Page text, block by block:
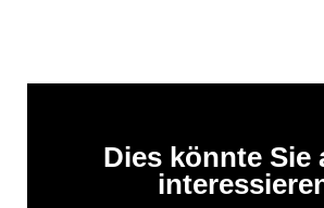
Dies könnte Sie